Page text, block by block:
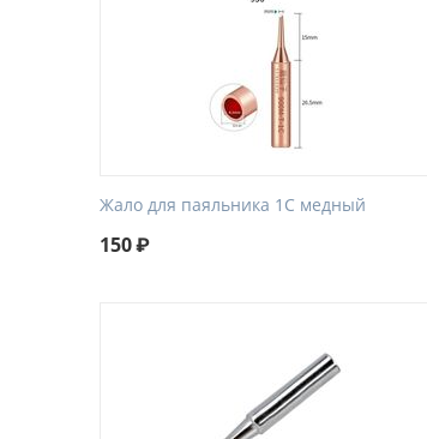
Жало для паяльника 1C медный
150₽